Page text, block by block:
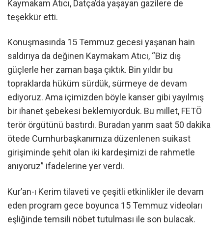
Kaymakam Atıcı, Datça’da yaşayan gazilere de
teşekkür etti.
Konuşmasında 15 Temmuz gecesi yaşanan hain
saldırıya da değinen Kaymakam Atıcı, “Biz dış
güçlerle her zaman başa çıktık. Bin yıldır bu
topraklarda hüküm sürdük, sürmeye de devam
ediyoruz. Ama içimizden böyle kanser gibi yayılmış
bir ihanet şebekesi beklemiyorduk. Bu millet, FETÖ
terör örgütünü bastırdı. Buradan yarım saat 50 dakika
ötede Cumhurbaşkanımıza düzenlenen suikast
girişiminde şehit olan iki kardeşimizi de rahmetle
anıyoruz” ifadelerine yer verdi.
Kur’an-ı Kerim tilaveti ve çeşitli etkinlikler ile devam
eden program gece boyunca 15 Temmuz videoları
eşliğinde temsili nöbet tutulması ile son bulacak.